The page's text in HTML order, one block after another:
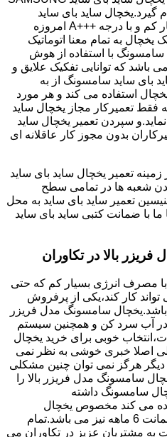
گیرد.یخچال ساید بای ساید
سامسونگ با مصرف انرژی بسیار کم و با درجه +++A امروزه
به تمام معنا اتوماتیک
با استفاده از هوش
باشد که توانایی تفکیک علایق و
بای ساید سامسونگ از به
استفاده می کند و هر مورد
فقط تعمیرکار مجاز یخچال ساید
سپردن تعمیر یخچال ساید
بدون مجوز کار عاقلانه ای
سابقه 25 سال در زمینه تعمیر یخچال ساید بای ساید
شعبه ها در تمامی سطح
از 30 دقیقه تکنیسین تعمیر ساید بای ساید به محل
با ضمانت کتبی ساید بای ساید
بالا در تکاوران
مصرف انرژی بسیار کم که حتی
ولت تا 290 ولت می تواند کار کند،یکی از پرفروش
سامسونگ مدل فریزر
بیش از 2 لیتر آب در آب سرد کن و همچنین سیستم
خوبی برای خرید یخچال
اصلا خبری خوشی به نظر نمی
دیگر هرگز نمی توان چنین مشکلی
سامسونگ مدل فریزر بالا را
سامسونگ داشته
می کند مخصوص یخچال
سامسونگ می باشد که دارای ضمانت 6 ماهه نیز می باشد.تمام
به مشتریان عزیز در تکاوران می